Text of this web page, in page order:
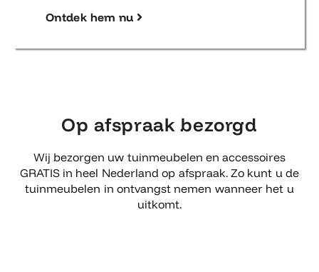
Ontdek hem nu
Op afspraak bezorgd
Wij bezorgen uw tuinmeubelen en accessoires
GRATIS in heel Nederland op afspraak. Zo kunt u de
tuinmeubelen in ontvangst nemen wanneer het u
uitkomt.